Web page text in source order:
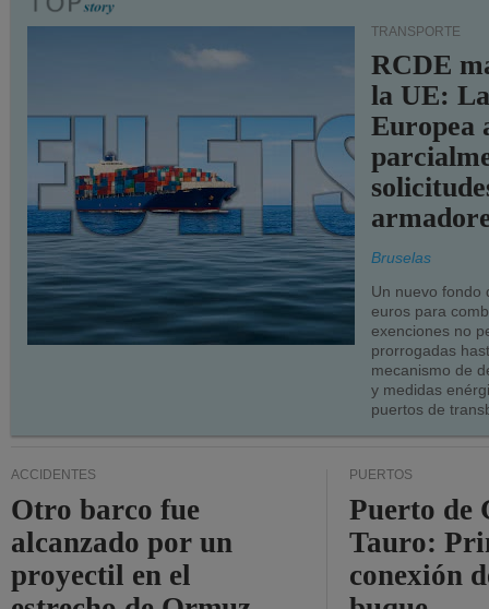
TRANSPORTE
RCDE
la UE:
Europea
Bruselas
Un nuevo fondo
euros para
exenciones no
prorrogadas
mecanismo de
y medidas
puertos de
ACCIDENTES
Otro barco fue
alcanzado por un
proyectil en el
PUERTOS
Puerto de
Tauro:
conexión